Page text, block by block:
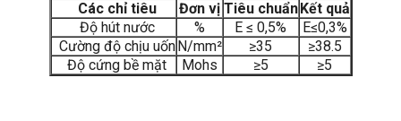
Các chỉ tiêu
Đơn vị Tiêu chuẩn Kết quả
Độ hút nước
% E ≤ 0,5%
E≤0,3%
Cường độ chịu uốn N/mm² ≥35
≥38.5
Độ cứng bề mặt
Mohs ≥5 ≥5